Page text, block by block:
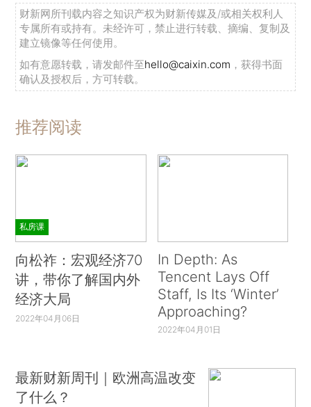
财新网所刊载内容之知识产权为财新传媒及/或相关权利人
专属所有或持有。未经许可，禁止进行转载、摘编、复制及
建立镜像等任何使用。
如有意愿转载，请发邮件至hello@caixin.com ，获得书面
确认及授权后，方可转载。
推荐阅读
私房课
向松祚：宏观经济70
讲，带你了解国内外
经济大局
2022年04月06日
In Depth: As
Tencent Lays Off
Staff, Is Its ‘Winter’
Approaching?
2022年04月01日
最新财新周刊｜欧洲高温改变
了什么？